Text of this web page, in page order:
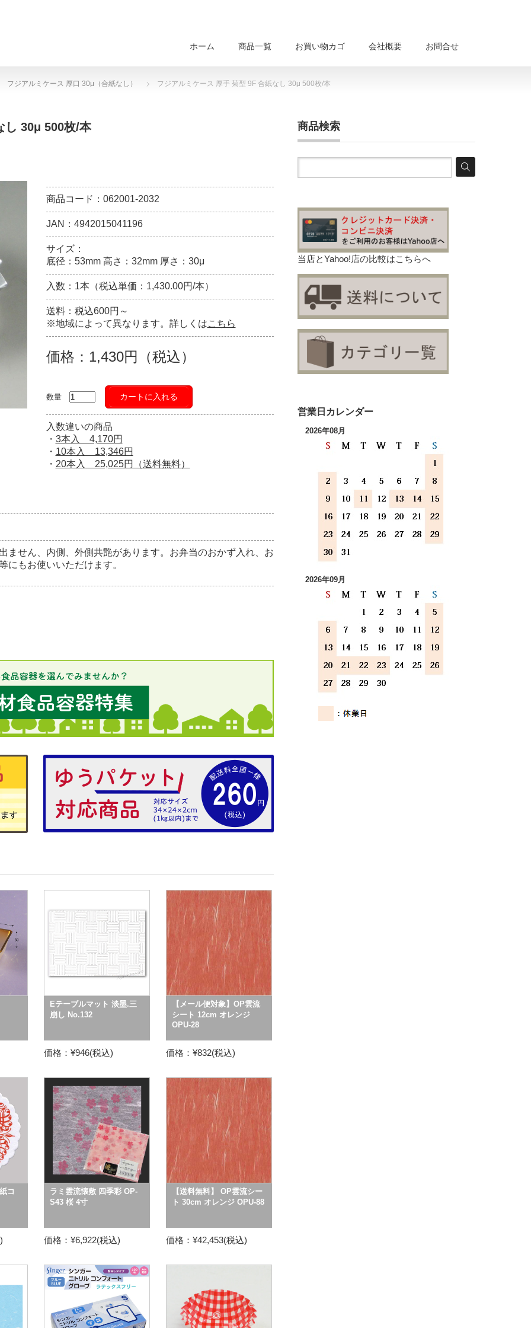
ホーム 商品一覧 お買い物カゴ 会社概要 お問合せ
フジアルミケース 厚口 30μ（合紙なし） フジアルミケース 厚手 菊型 9F 合紙なし 30μ 500枚/本
し 30μ 500枚/本
商品コード：062001-2032
JAN：4942015041196
サイズ：
底径：53mm 高さ：32mm 厚さ：30μ
入数：1本（税込単価：1,430.00円/本）
送料：税込600円～
※地域によって異なります。詳しくはこちら
価格：1,430円（税込）
数量 カートに入れる
入数違いの商品
・ 3本入 4,170円
・ 10本入 13,346円
・ 20本入 25,025円（送料無料）
ません、内側、外側共艶があります。お弁当のおかず入れ、お
にもお使いいただけます。
Eテーブルマット 淡墨.三
崩し No.132
価格：¥946(税込)
【メール便対象】OP雲流
シート 12cm オレンジ
OPU-28
価格：¥832(税込)
コ
ラミ雲流懐敷 四季彩 OP-
S43 桜 4寸
価格：¥6,922(税込)
【送料無料】 OP雲流シー
ト 30cm オレンジ OPU-88
価格：¥42,453(税込)
商品検索
当店とYahoo!店の比較はこちらへ
営業日カレンダー
2026年08月
2026年09月